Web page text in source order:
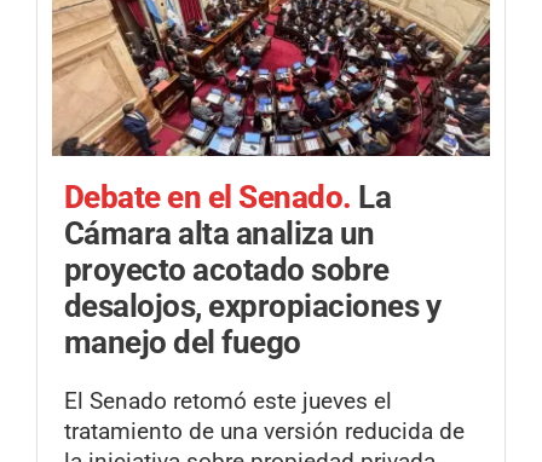
Debate en el Senado. La
Cámara alta analiza un
proyecto acotado sobre
desalojos, expropiaciones y
manejo del fuego
El Senado retomó este jueves el
tratamiento de una versión reducida de